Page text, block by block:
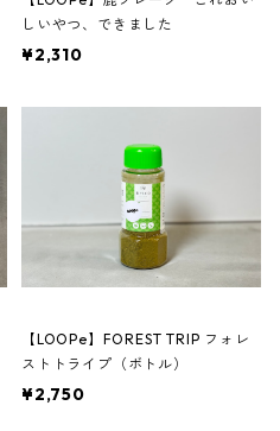
しいやつ、できました
¥2,310
【LOOPe】FOREST TRIP フォレ
ストトライプ（ボトル）
¥2,750